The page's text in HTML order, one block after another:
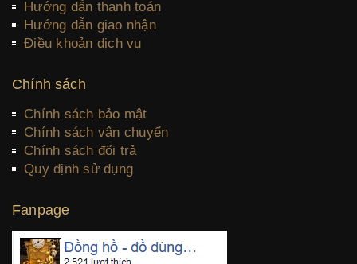
Hướng dẫn thanh toán
Hướng dẫn giao nhận
Điều khoản dịch vụ
Chính sách
Chính sách bảo mật
Chính sách vận chuyển
Chính sách đổi trả
Quy định sử dụng
Fanpage